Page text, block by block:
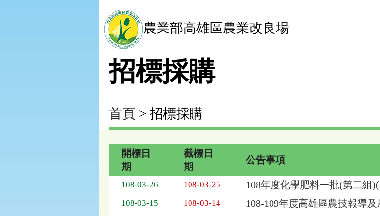
農業部高雄區農業改良場
招標採購
首頁 > 招標採購
購
開標日
期
截標日
期
公告事項
108-03-26 108-03-25 108年度化學肥料一批(第二組
108-03-15 108-03-14 108-109年度高雄區農技報導